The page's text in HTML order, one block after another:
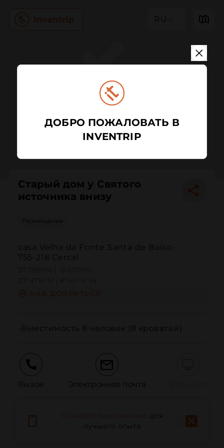
RU
Старый дом у Святого
источника внизу
Размещение
casa Velha da Fonte Santa de Baixo
755-218 Cercal
-Вместимость 8 человек (8 кроватей)
Вызов Электронная почта
Сообщить о проблеме
для
лучшего опыта
ДОБРО ПОЖАЛОВАТЬ В
INVENTRIP